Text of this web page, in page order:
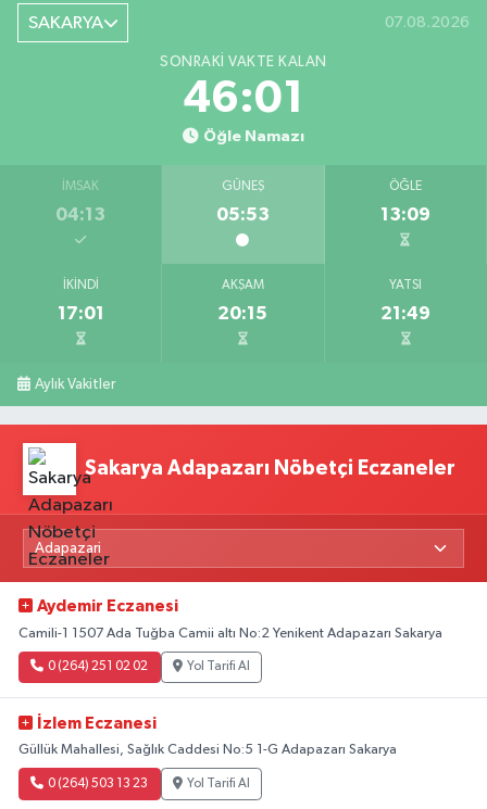
SAKARYA 07.08.2026
SONRAKI VAKTE KALAN
46:00
Öğle Namazı
İMSAK
04:13
GÜNEŞ
05:53
ÖĞLE
13:09
İKINDI
17:01
AKŞAM
20:15
YATSI
21:49
Aylık Vakitler
Sakarya Adapazarı Nöbetçi Eczaneler
Aydemir Eczanesi
Camili-1 1507 Ada Tuğba Camii altı No:2 Yenikent Adapazarı Sakarya
0 (264) 251 02 02 Yol Tarifi Al
İzlem Eczanesi
Güllük Mahallesi, Sağlık Caddesi No:5 1-G Adapazarı Sakarya
0 (264) 503 13 23 Yol Tarifi Al